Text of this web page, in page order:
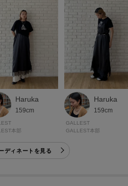
録】がおすすめ！
ハートマーク」をクリックして簡単に追
情報をメルマガにてお知らせします。
ェックできます。
＊＊＊＊＊＊＊＊＊＊＊＊＊
が違って見える場合があります。ま
の環境により、若干製品と画像のカラー
Haruka
159cm
本部
Haruka
159cm
GALLEST
GALLEST本部
ディネートを見る